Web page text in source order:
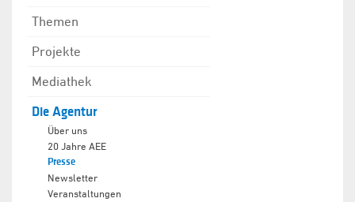
Themen
Projekte
Mediathek
Die Agentur
Über uns
20 Jahre AEE
Presse
Newsletter
Veranstaltungen